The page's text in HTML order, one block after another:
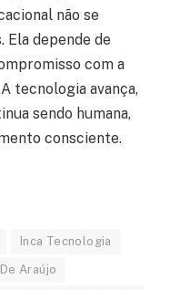
não se
Ela depende de
com a
tecnologia avança,
sendo humana,
consciente.
Inca Tecnologia
Araújo